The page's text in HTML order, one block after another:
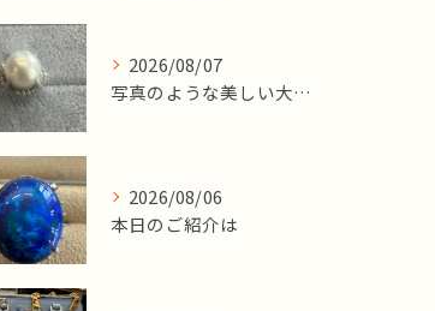
2026/08/07
写真のような美しい大粒のパールリングですが、
2026/08/06
本日のご紹介は